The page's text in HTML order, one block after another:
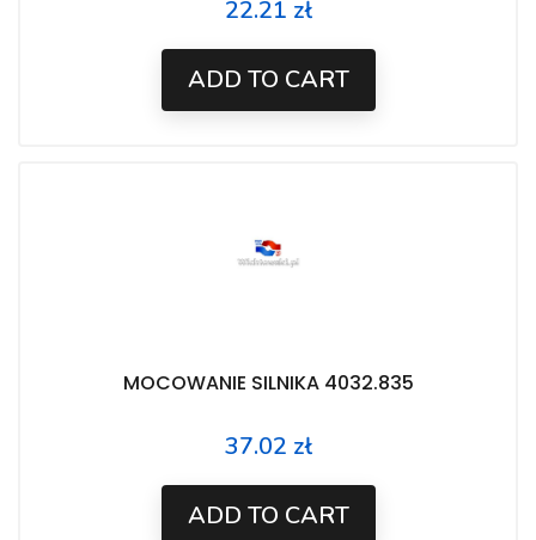
Price
22.21 zł
ADD TO CART
MOCOWANIE SILNIKA 4032.835
Price
37.02 zł
ADD TO CART